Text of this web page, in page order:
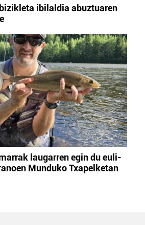
ibilaldia abuztuaren
laugarren egin du euli-
Munduko Txapelketan